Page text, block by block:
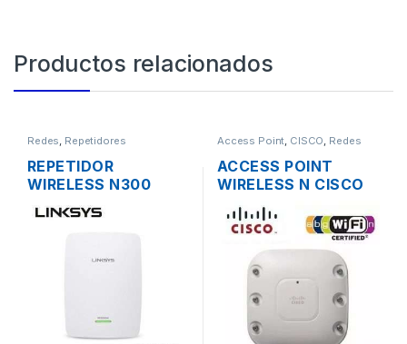
Productos relacionados
Redes, Repetidores
REPETIDOR
WIRELESS N300
LINKSYS RE3000W
DOS ANTENAS 1
10/1000MBPS
Access Point, CISCO, Redes
ACCESS POINT
WIRELESS N CISCO
AIRONET AIR-
AP1262N-A-K9 DUAL
BAND 600MBPS
GIGABIT SOPORTE
POE